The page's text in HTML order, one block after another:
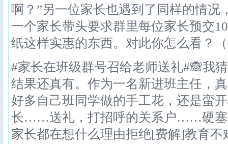
啊？”另一位家长也遇到了同样的情况
一个家长带头要求群里每位家长预交
纸这样实惠的东西。对此你怎么看？
#家长在班级群号召给老师送礼#🙈我
结果还真有。作为一名新进班主任，
好多自己班同学做的手工花，还是蛮
长……送礼，打招呼的关系户……硬
家长都在想什么理由拒绝[费解]教育